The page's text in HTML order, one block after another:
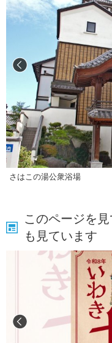
さはこの湯公衆浴場
このページを
も見ています